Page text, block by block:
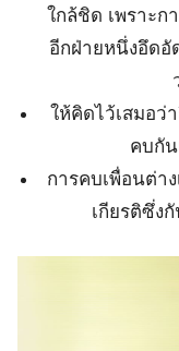
ใกล้ชิด เพราะก
อีกฝ่ายหนึ่งอึดอั
ให้คิดไว้เสมอว่
คบกัน
การคบเพื่อนต่า
เกียรติซึ่ง